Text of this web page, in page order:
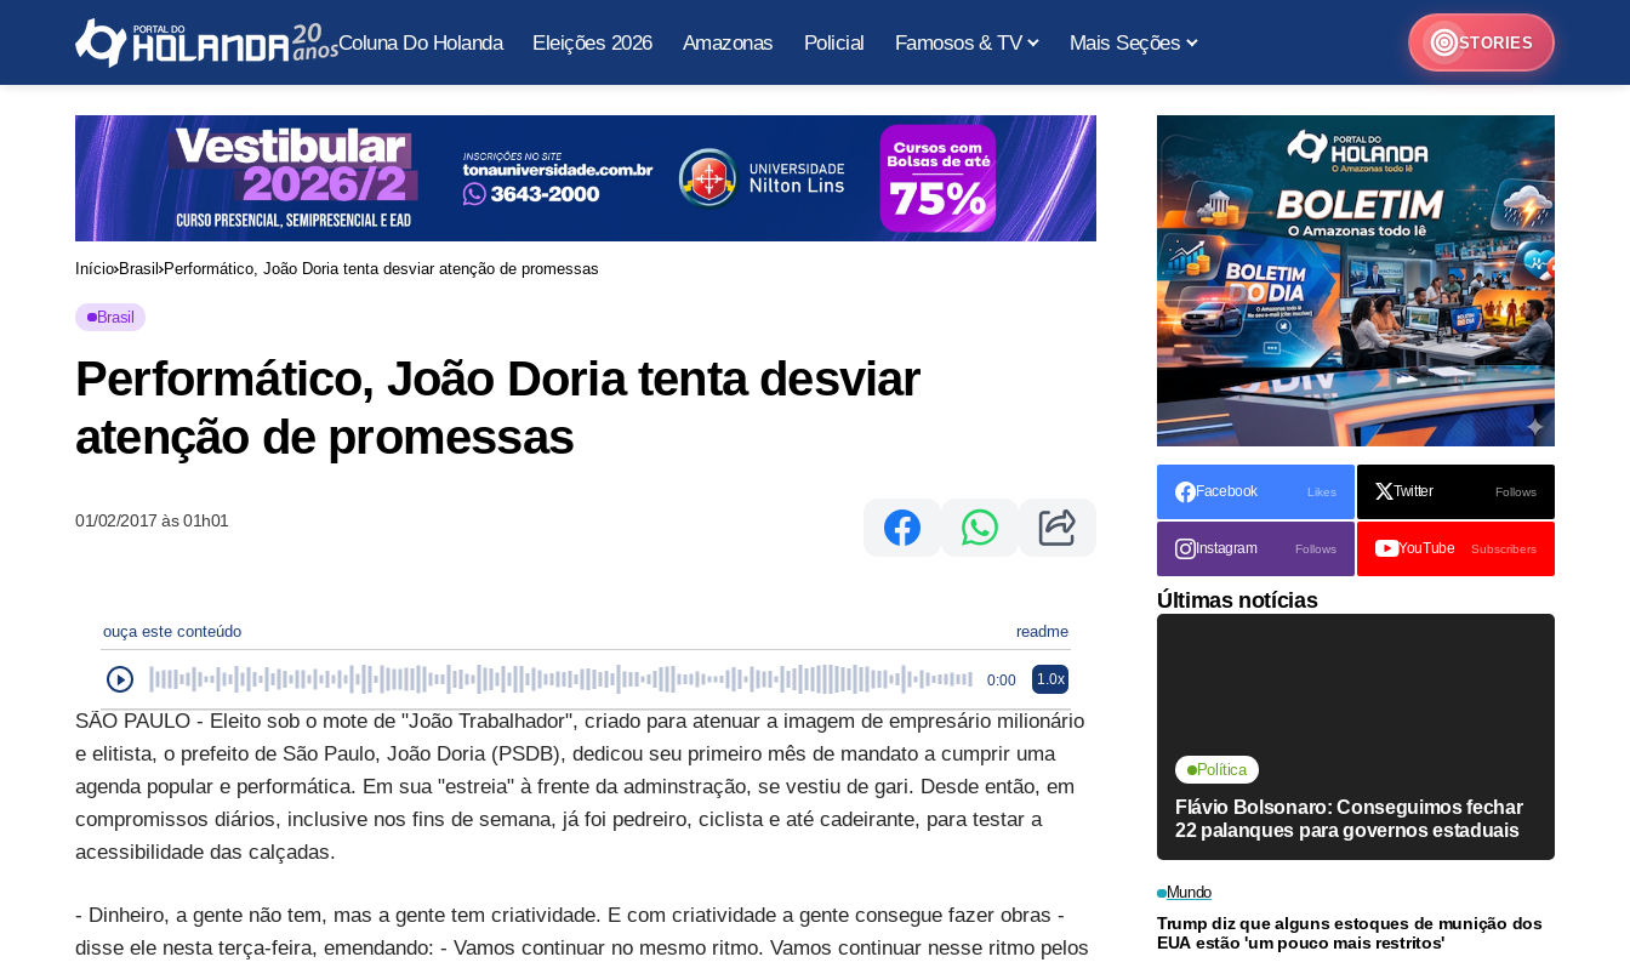
Coluna Do Holanda Eleições 2026 Amazonas Policial Famosos & TV Mais Seções STORIES
Início Brasil Performático, João Doria tenta desviar atenção de promessas
Brasil
Performático, João Doria tenta desviar
atenção de promessas
01/02/2017 às 01h01
ouça este conteúdo readme
0:00 1.0x
SÃO PAULO - Eleito sob o mote de "João Trabalhador", criado para atenuar a imagem de empresário milionário
e elitista, o prefeito de São Paulo, João Doria (PSDB), dedicou seu primeiro mês de mandato a cumprir uma
agenda popular e performática. Em sua "estreia" à frente da adminstração, se vestiu de gari. Desde então, em
compromissos diários, inclusive nos fins de semana, já foi pedreiro, ciclista e até cadeirante, para testar a
acessibilidade das calçadas.
- Dinheiro, a gente não tem, mas a gente tem criatividade. E com criatividade a gente consegue fazer obras -
disse ele nesta terça-feira, emendando: - Vamos continuar no mesmo ritmo. Vamos continuar nesse ritmo pelos
Facebook Likes Twitter Follows
Instagram Follows YouTube Subscribers
Últimas notícias
Política
Flávio Bolsonaro: Conseguimos fechar
22 palanques para governos estaduais
Mundo
Trump diz que alguns estoques de munição dos
EUA estão 'um pouco mais restritos'